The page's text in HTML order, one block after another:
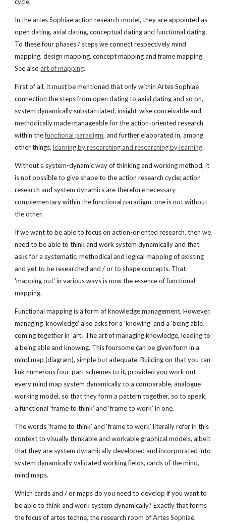
In the artes Sophiae action research model, they are appointed as
open dating, axial dating, conceptual dating and functional dating.
To these four phases / steps we connect respectively mind
mapping, design mapping, concept mapping and frame mapping.
See also art of mapping.
First of all, it must be mentioned that only within Artes Sophiae
connection the steps from open dating to axial dating and so on,
system dynamically substantiated, insight-wise conceivable and
methodically made manageable for the action-oriented research
within the functional paradigm, and further elaborated in, among
other things, learning by researching and researching by learning.
Without a system-dynamic way of thinking and working method, it
is not possible to give shape to the action research cycle; action
research and system dynamics are therefore necessary
complementary within the functional paradigm, one is not without
the other.
If we want to be able to focus on action-oriented research, then we
need to be able to think and work system dynamically and that
asks for a systematic, methodical and logical mapping of existing
and yet to be researched and / or to shape concepts. That
'mapping out' in various ways is now the essence of functional
mapping.
Functional mapping is a form of knowledge management. However,
managing 'knowledge' also asks for a 'knowing' and a 'being able',
coming together in 'art’. The art of managing knowledge, leading to
a being able and knowing. This foursome can be given form in a
mind map (diagram), simple but adequate. Building on that you can
link numerous four-part schemes to it, provided you work out
every mind map system dynamically to a comparable, analogue
working model, so that they form a pattern together, so to speak,
a functional ‘frame to think’ and ‘frame to work’ in one.
The words ‘frame to think’ and ‘frame to work’ literally refer in this
context to visually thinkable and workable graphical models, albeit
that they are system dynamically developed and incorporated into
system dynamically validated working fields, cards of the mind,
mind maps.
Which cards and / or maps do you need to develop if you want to
be able to think and work system dynamically? Exactly that forms
the focus of artes techne, the research room of Artes Sophiae.